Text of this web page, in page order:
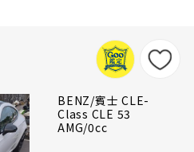
BENZ/賓士 CLE-
Class CLE 53
AMG/0cc